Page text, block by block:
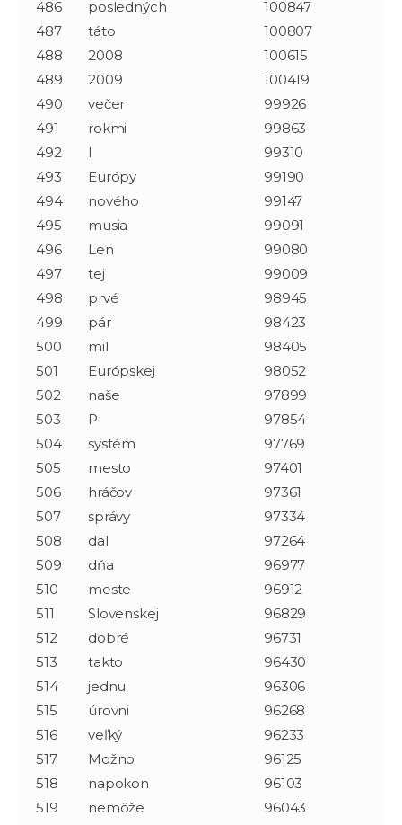
486
posledných
100847
487
táto
100807
488
2008
100615
489
2009
100419
490
večer
99926
491
rokmi
99863
492
l
99310
493
Európy
99190
494
nového
99147
495
musia
99091
496
Len
99080
497
tej
99009
498
prvé
98945
499
pár
98423
500
mil
98405
501
Európskej
98052
502
naše
97899
503
P
97854
504
systém
97769
505
mesto
97401
506
hráčov
97361
507
správy
97334
508
dal
97264
509
dňa
96977
510
meste
96912
511
Slovenskej
96829
512
dobré
96731
513
takto
96430
514
jednu
96306
515
úrovni
96268
516
veľký
96233
517
Možno
96125
518
napokon
96103
519
nemôže
96043